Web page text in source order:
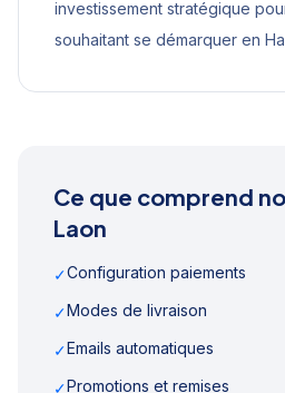
investissement stratégique
souhaitant se démarquer en
Ce que comprend
Laon
✓Configuration paiements
✓Modes de livraison
✓Emails automatiques
✓Promotions et remises